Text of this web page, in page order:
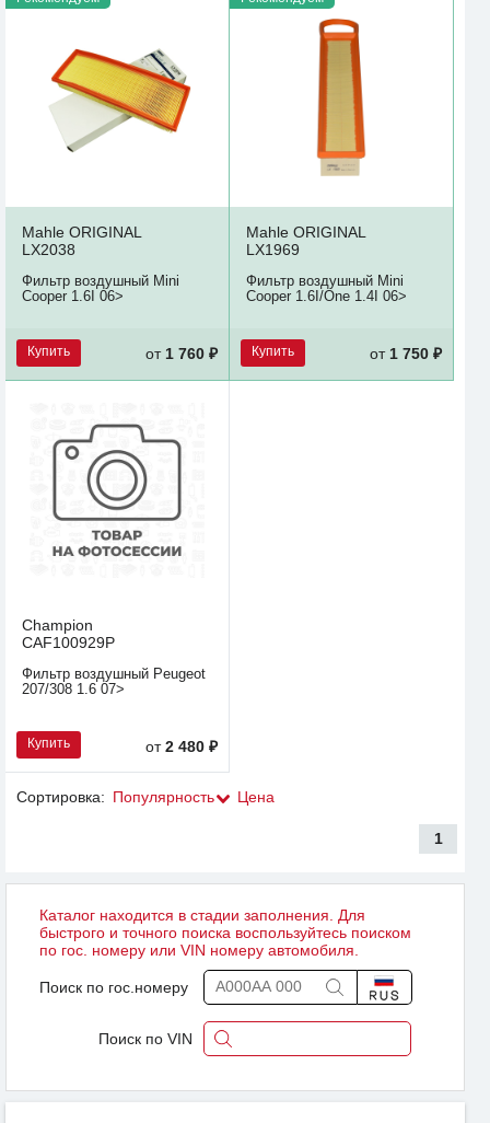
Mahle ORIGINAL
LX2038
Фильтр воздушный Mini
Cooper 1.6I 06>
Купить от1 760 ₽
Mahle ORIGINAL
LX1969
Фильтр воздушный Mini
Cooper 1.6I/One 1.4I 06>
Купить от1 750 ₽
Champion
CAF100929P
Фильтр воздушный Peugeot
207/308 1.6 07>
Купить от2 480 ₽
Сортировка: Популярность Цена
1
Каталог находится в стадии заполнения. Для
быстрого и точного поиска воспользуйтесь поиском
по гос. номеру или VIN номеру автомобиля.
Поиск по гос.номеру
Поиск по VIN